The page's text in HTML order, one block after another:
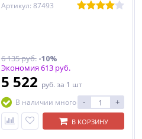
Артикул: 87493
6 135 руб.-10%
Экономия 613 руб.
5 522 руб. за 1 шт
В наличии много
- +
В КОРЗИНУ